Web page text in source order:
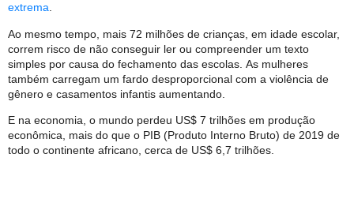
extrema.
Ao mesmo tempo, mais 72 milhões de crianças, em idade escolar,
correm risco de não conseguir ler ou compreender um texto
simples por causa do fechamento das escolas. As mulheres
também carregam um fardo desproporcional com a violência de
gênero e casamentos infantis aumentando.
E na economia, o mundo perdeu US$ 7 trilhões em produção
econômica, mais do que o PIB (Produto Interno Bruto) de 2019 de
todo o continente africano, cerca de US$ 6,7 trilhões.